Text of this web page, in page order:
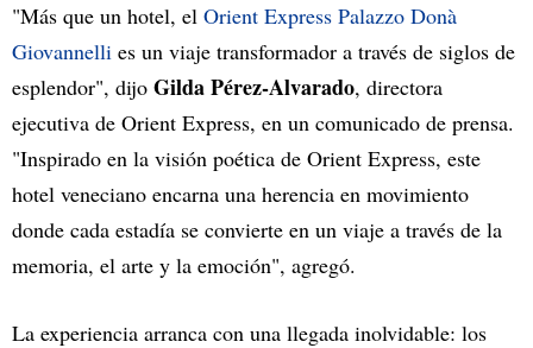
"Más que un hotel, el Orient Express Palazzo Donà
Giovannelli es un viaje transformador a través de siglos de
esplendor", dijo Gilda Pérez-Alvarado, directora
ejecutiva de Orient Express, en un comunicado de prensa.
"Inspirado en la visión poética de Orient Express, este
hotel veneciano encarna una herencia en movimiento
donde cada estadía se convierte en un viaje a través de la
memoria, el arte y la emoción", agregó.
La experiencia arranca con una llegada inolvidable: los